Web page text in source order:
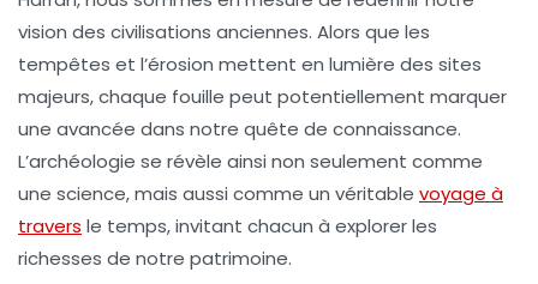
vision des civilisations anciennes. Alors que les
tempêtes et l’érosion mettent en lumière des sites
majeurs, chaque fouille peut potentiellement marquer
une avancée dans notre quête de connaissance.
L’archéologie se révèle ainsi non seulement comme
une science, mais aussi comme un véritable voyage à
travers le temps, invitant chacun à explorer les
richesses de notre patrimoine.